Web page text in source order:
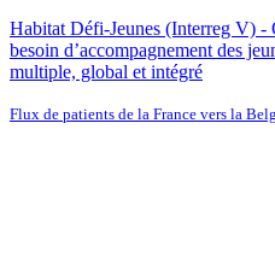
Habitat Défi-Jeunes (Interreg V) -
besoin d’accompagnement des
multiple, global et intégré
Flux de patients de la France vers la